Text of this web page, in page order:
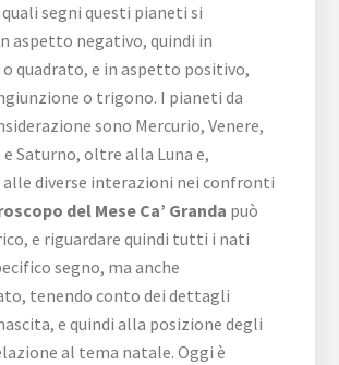
segni questi pianeti si
aspetto negativo, quindi in
quadrato, e in aspetto positivo,
o trigono. I pianeti da
sono Mercurio, Venere,
e Saturno, oltre alla Luna e,
diverse interazioni nei confronti
del Mese Ca’ Granda può
e riguardare quindi tutti i nati
segno, ma anche
tenendo conto dei dettagli
e quindi alla posizione degli
al tema natale. Oggi è